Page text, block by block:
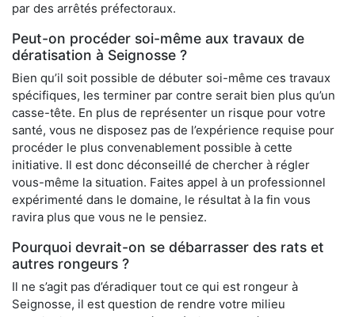
par des arrêtés préfectoraux.
Peut-on procéder soi-même aux travaux de
dératisation à Seignosse ?
Bien qu’il soit possible de débuter soi-même ces travaux
spécifiques, les terminer par contre serait bien plus qu’un
casse-tête. En plus de représenter un risque pour votre
santé, vous ne disposez pas de l’expérience requise pour
procéder le plus convenablement possible à cette
initiative. Il est donc déconseillé de chercher à régler
vous-même la situation. Faites appel à un professionnel
expérimenté dans le domaine, le résultat à la fin vous
ravira plus que vous ne le pensiez.
Pourquoi devrait-on se débarrasser des rats et
autres rongeurs ?
Il ne s’agit pas d’éradiquer tout ce qui est rongeur à
Seignosse, il est question de rendre votre milieu